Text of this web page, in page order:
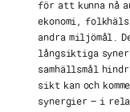
för att kunna nå
ekonomi,
andra miljömål.
långsiktiga
samhällsmål
sikt kan och
synergier – i